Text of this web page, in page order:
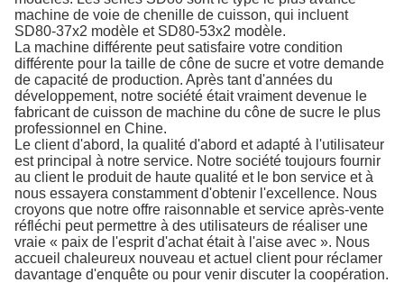
machine de voie de chenille de cuisson, qui incluent
SD80-37x2 modèle et SD80-53x2 modèle.
La machine différente peut satisfaire votre condition
différente pour la taille de cône de sucre et votre demande
de capacité de production. Après tant d'années du
développement, notre société était vraiment devenue le
fabricant de cuisson de machine du cône de sucre le plus
professionnel en Chine.
Le client d'abord, la qualité d'abord et adapté à l'utilisateur
est principal à notre service. Notre société toujours fournir
au client le produit de haute qualité et le bon service et à
nous essayera constamment d'obtenir l'excellence. Nous
croyons que notre offre raisonnable et service après-vente
réfléchi peut permettre à des utilisateurs de réaliser une
vraie « paix de l'esprit d'achat était à l'aise avec ». Nous
accueil chaleureux nouveau et actuel client pour réclamer
davantage d'enquête ou pour venir discuter la coopération.